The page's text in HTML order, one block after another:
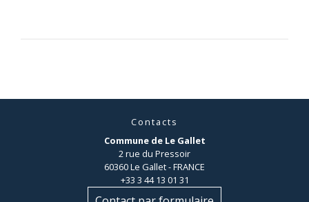
Contacts
Commune de Le Gallet
2 rue du Pressoir
60360 Le Gallet - FRANCE
+33 3 44 13 01 31